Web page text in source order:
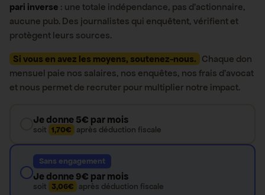
pari inverse : une totale indépendance, pas d’actionnaire,
aucune pub. Des journalistes qui enquêtent, vérifient et
protègent leurs sources.
Si vous en avez les moyens, soutenez-nous. Chaque don
mensuel paie nos salaires, nos enquêtes, nos frais d’avocat
et nous permet de recruter pour multiplier notre impact.
Je donne 5€ par mois
soit 1,70€ après déduction fiscale
Sans engagement
Je donne 9€ par mois
soit 3,06€ après déduction fiscale